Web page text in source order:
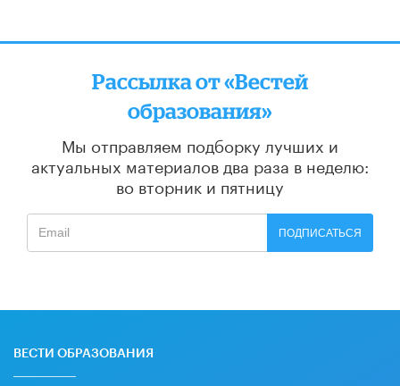
Рассылка от «Вестей
образования»
Мы отправляем подборку лучших и
актуальных материалов два раза в неделю:
во вторник и пятницу
ПОДПИСАТЬСЯ
ВЕСТИ ОБРАЗОВАНИЯ